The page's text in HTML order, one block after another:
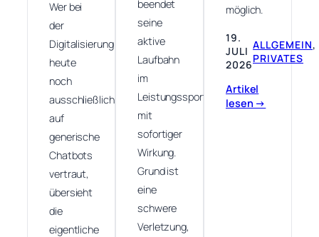
Wer bei
der
Digitalisierung
heute
noch
ausschließlich
auf
generische
Chatbots
vertraut,
übersieht
die
eigentliche
beendet
seine
aktive
Laufbahn
im
Leistungssport
mit
sofortiger
Wirkung.
Grund ist
eine
schwere
Verletzung,
möglich.
19.
JULI
2026
ALLGEMEIN
PRIVATES
Artikel
lesen →